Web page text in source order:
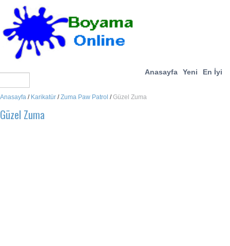
Anasayfa Yeni En İyi
Anasayfa / Karikatür /Zuma Paw Patrol /Güzel Zuma
Güzel Zuma